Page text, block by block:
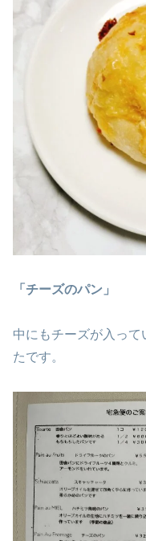
「チーズのパン」
中にもチーズが入っ
たです。